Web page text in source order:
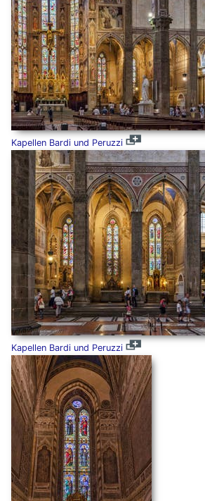
Kapellen Bardi und Peruzzi
Kapellen Bardi und Peruzzi